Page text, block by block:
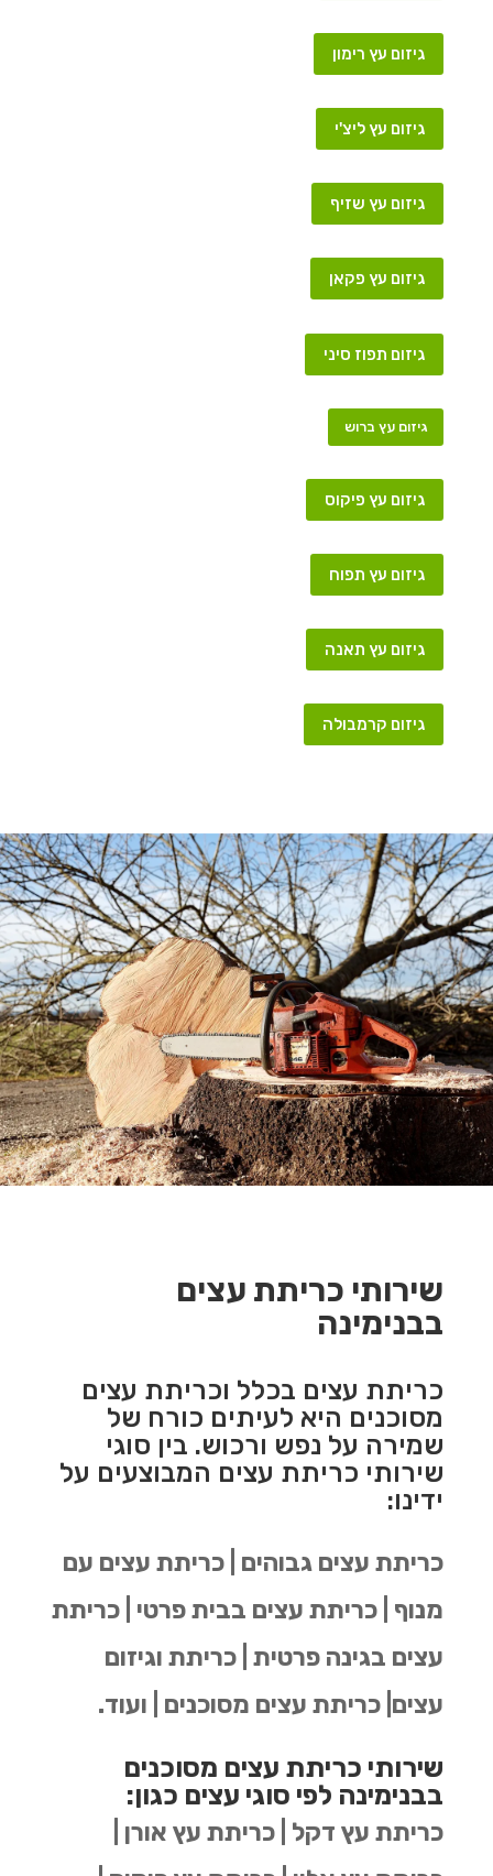
גיזום עץ רימון
גיזום עץ ליצ'י
גיזום עץ שזיף
גיזום עץ פקאן
גיזום תפוז סיני
גיזום עץ ברוש
גיזום עץ פיקוס
גיזום עץ תפוח
גיזום עץ תאנה
גיזום קרמבולה
שירותי כריתת עצים
בבנימינה
כריתת עצים בכלל וכריתת עצים
מסוכנים היא לעיתים כורח של
שמירה על נפש ורכוש. בין סוגי
שירותי כריתת עצים המבוצעים על
ידינו:
כריתת עצים גבוהים | כריתת עצים עם
מנוף | כריתת עצים בבית פרטי | כריתת
עצים בגינה פרטית | כריתת וגיזום
עצים| כריתת עצים מסוכנים | ועוד.
שירותי כריתת עצים מסוכנים
בבנימינה לפי סוגי עצים כגון:
כריתת עץ דקל | כריתת עץ אורן |